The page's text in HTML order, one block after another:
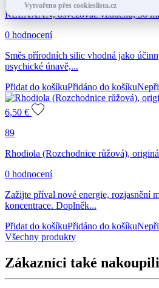
RELAXAN, osvěžovač vzduchu, 50 ml
0 hodnocení
Směs přírodních silic vhodná jako
psychické únavě,...
Přidat do košíkuPřidáno do košíku
6,50 €
89
Rhodiola (Rozchodnice růžová),
0 hodnocení
Zažijte příval nové energie, rozjasnění
koncentrace. Doplněk...
Přidat do košíkuPřidáno do košíku
Všechny produkty
Zákazníci také nakoupili
Vytvořeno přes cookieslista.cz